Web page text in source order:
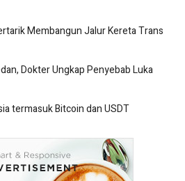
Membangun Jalur Kereta Trans
Dokter Ungkap Penyebab Luka
termasuk Bitcoin dan USDT